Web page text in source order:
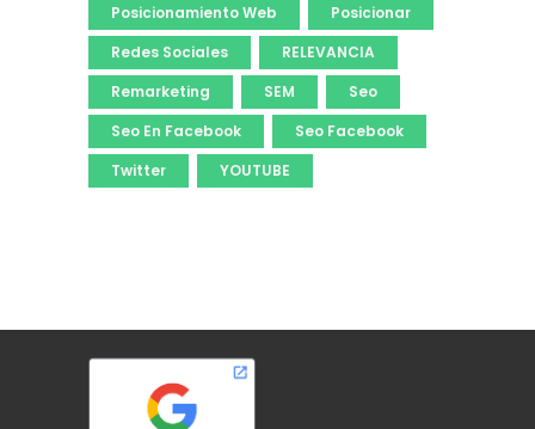
Posicionamiento Web
Posicionar
Redes Sociales
RELEVANCIA
Remarketing
SEM
Seo
Seo En Facebook
Seo Facebook
Twitter
YOUTUBE